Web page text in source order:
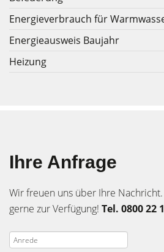
Energieverbrauch für
Energieausweis Baujahr
Heizung
Ihre Anfrage
Wir freuen uns über Ihre
gerne zur Verfügung! Tel. 0800 22